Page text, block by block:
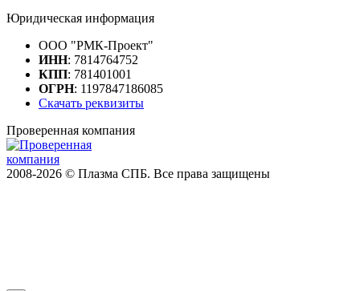
Юридическая информация
ООО "РМК-Проект"
ИНН: 7814764752
КПП: 781401001
ОГРН: 1197847186085
Скачать реквизиты
Проверенная компания
2008-2026 © Плазма СПБ. Все права защищены